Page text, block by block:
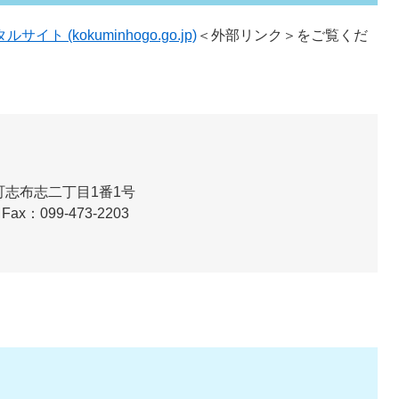
ルサイト (kokuminhogo.go.jp) ＜外部リンク＞ をご覧くだ
志布志二丁目1番1号
Fax：099-473-2203